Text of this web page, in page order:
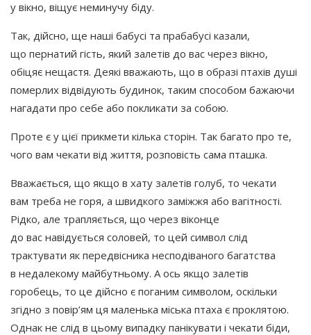
у вікно, віщує неминучу біду.
Так, дійсно, ще наші бабусі та прабабусі казали,
що пернатий гість, який залетів до вас через вікно,
обіцяє нещастя. Деякі вважають, що в образі птахів душі
померлих відвідують будинок, таким способом бажаючи
нагадати про себе або покликати за собою.
Проте є у цієї прикмети кілька сторін. Так багато про те,
чого вам чекати від життя, розповість сама пташка.
Вважається, що якщо в хату залетів голуб, то чекати
вам треба не горя, а швидкого заміжжя або вагітності.
Рідко, але трапляється, що через віконце
до вас навідується соловей, то цей символ слід
трактувати як передвісника несподіваного багатства
в недалекому майбутньому. А ось якщо залетів
горобець, то це дійсно є поганим символом, оскільки
згідно з повір’ям ця маленька міська птаха є проклятою.
Однак не слід в цьому випадку панікувати і чекати біди,